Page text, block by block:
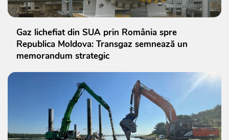
Gaz lichefiat din SUA prin România spre
Republica Moldova: Transgaz semnează un
memorandum strategic